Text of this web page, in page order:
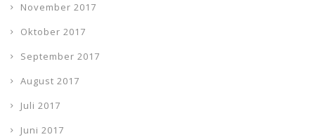
November 2017
Oktober 2017
September 2017
August 2017
Juli 2017
Juni 2017